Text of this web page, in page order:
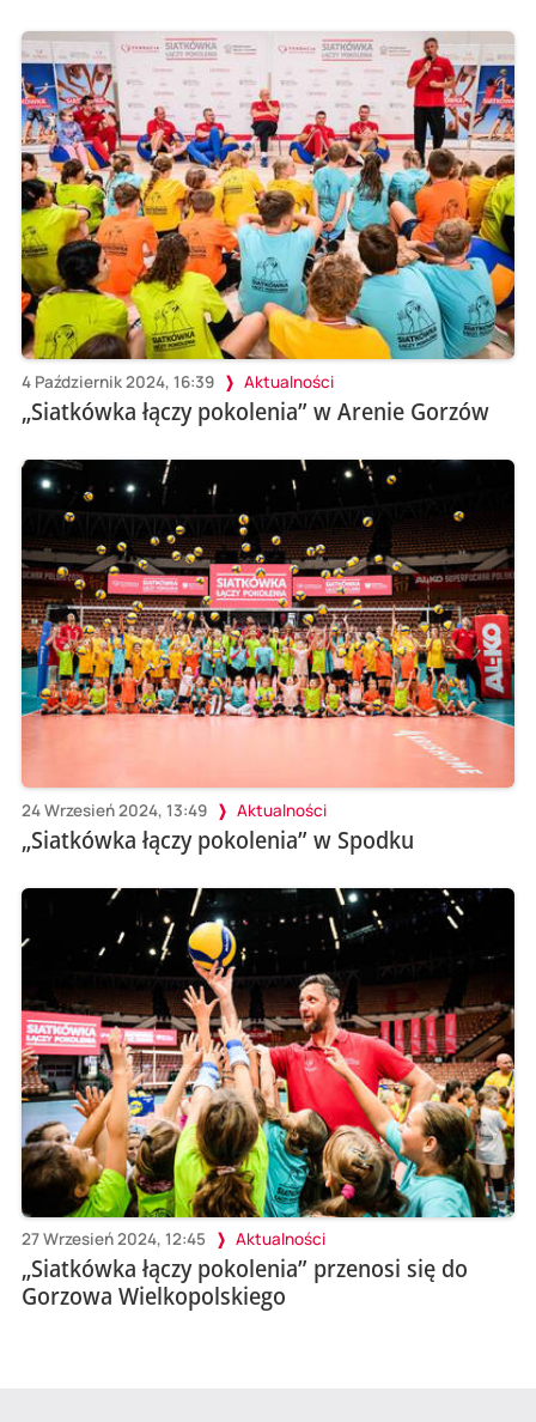
4 Październik 2024, 16:39 Aktualności
„Siatkówka łączy pokolenia” w Arenie Gorzów
24 Wrzesień 2024, 13:49 Aktualności
„Siatkówka łączy pokolenia” w Spodku
27 Wrzesień 2024, 12:45 Aktualności
„Siatkówka łączy pokolenia” przenosi się do
Gorzowa Wielkopolskiego